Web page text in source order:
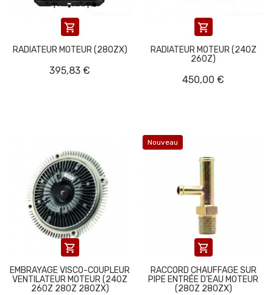

RADIATEUR MOTEUR (280ZX)
395,83 €

RADIATEUR MOTEUR (240Z
260Z)
450,00 €

EMBRAYAGE VISCO-COUPLEUR
VENTILATEUR MOTEUR (240Z
260Z 280Z 280ZX)
Nouveau

RACCORD CHAUFFAGE SUR
PIPE ENTRÉE D'EAU MOTEUR
(280Z 280ZX)